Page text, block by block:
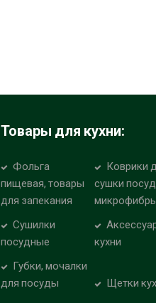
Товары для кухни:
Фольга
пищевая, товары
для запекания
Коврики
сушки
Сушилки
посудные
кухни
Губки, мочалки
для посуды
Щетки